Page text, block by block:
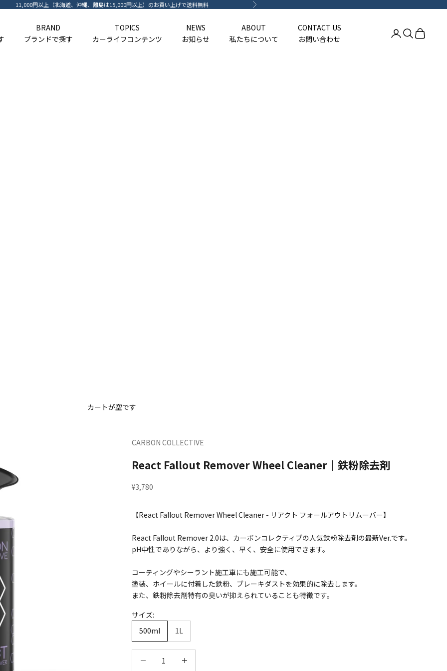
11,000円以上（北海道、沖縄、離島は15,000円以上）のお買い上げで送料無料 次へ
BRAND
ブランドで探す
TOPICS
カーライフコンテンツ
NEWS
お知らせ
ABOUT
私たちについて
CONTACT US
お問い合わせ
アカウントペー
検索を開く
カートを
カートが空です
CARBON COLLECTIVE
React Fallout Remover Wheel Cleaner｜鉄粉除去剤
セール価格
¥3,780
【React Fallout Remover Wheel Cleaner - リアクト フォールアウトリムーバー】
React Fallout Remover 2.0は、カーボンコレクティブの人気鉄粉除去剤の最新Ver.です。
pH中性でありながら、より強く、早く、安全に使用できます。
コーティングやシーラント施工車にも施工可能で、
塗装、ホイールに付着した鉄粉、ブレーキダストを効果的に除去します。
また、鉄粉除去剤特有の臭いが抑えられていることも特徴です。
サイズ:
500ml
1L